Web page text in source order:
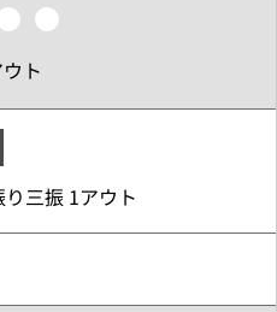
ト
三振 1アウト